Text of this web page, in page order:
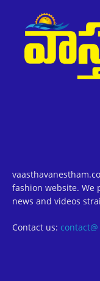
fashion website. We
news and videos
Contact us: